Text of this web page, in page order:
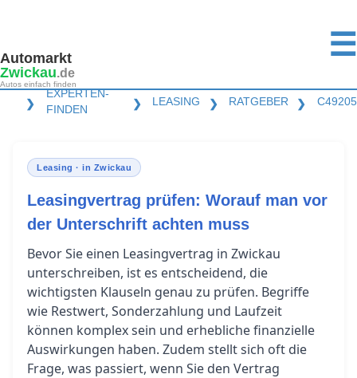
Automarkt
Zwickau.de
Autos einfach finden
☰
❯
EXPERTEN-
FINDEN
❯ LEASING ❯ RATGEBER ❯ C49205
Leasing · in Zwickau
Leasingvertrag prüfen: Worauf man vor
der Unterschrift achten muss
Bevor Sie einen Leasingvertrag in Zwickau
unterschreiben, ist es entscheidend, die
wichtigsten Klauseln genau zu prüfen. Begriffe
wie Restwert, Sonderzahlung und Laufzeit
können komplex sein und erhebliche finanzielle
Auswirkungen haben. Zudem stellt sich oft die
Frage, was passiert, wenn Sie den Vertrag